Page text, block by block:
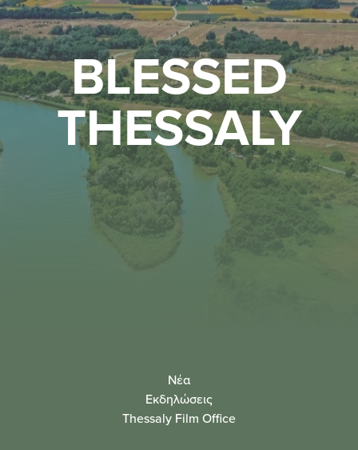
BLESSED
THESSALY
Νέα
Εκδηλώσεις
Thessaly Film Office